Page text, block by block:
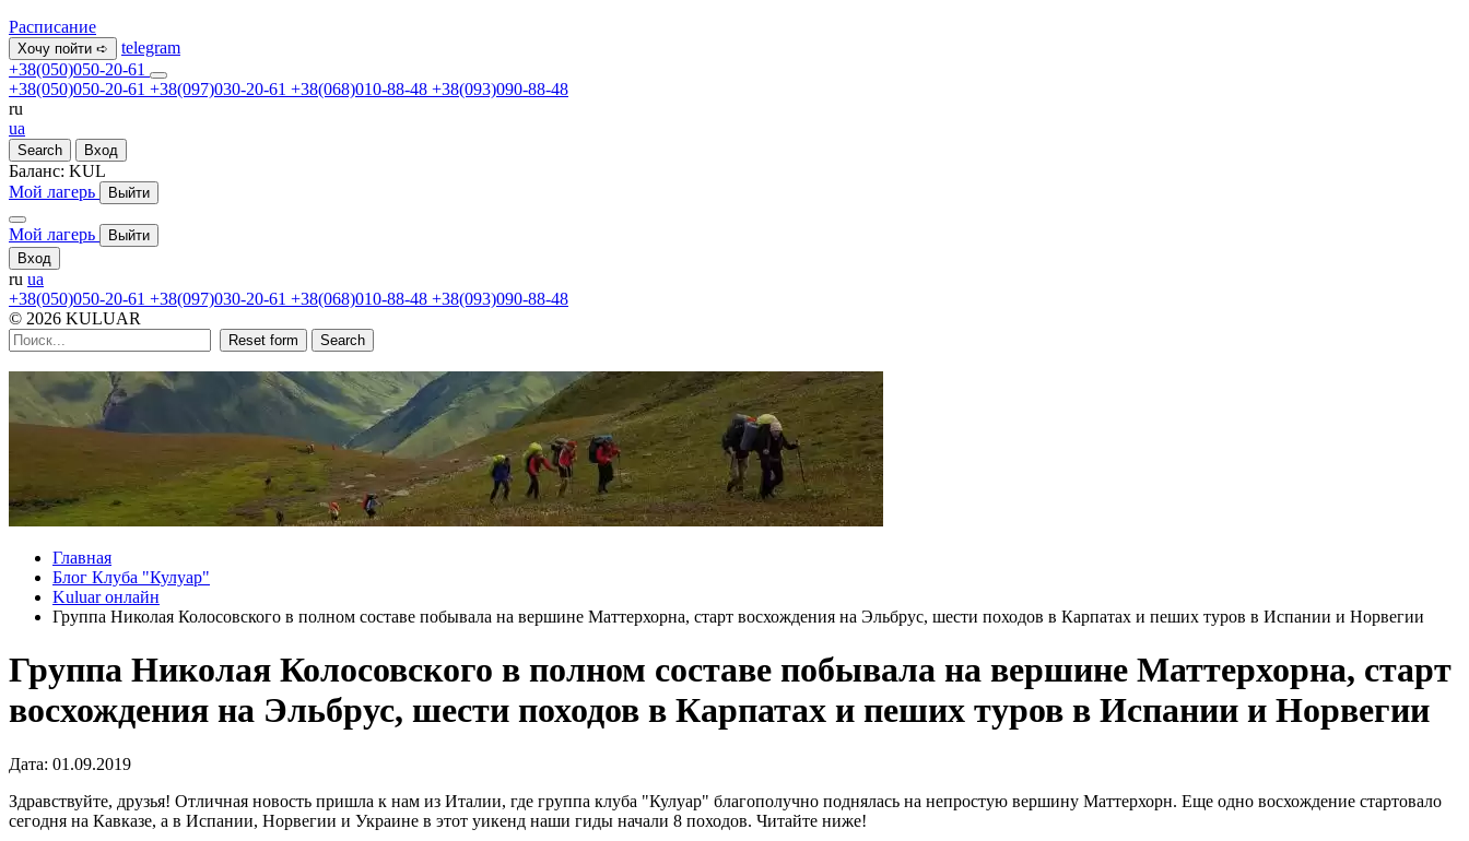
Расписание
Хочу пойти ➪
telegram
+38(050)050-20-61
+38(050)050-20-61 +38(097)030-20-61 +38(068)010-88-48 +38(093)090-88-48
ru
ua
Search Вход
Баланс: KUL
Мой лагерь
Выйти
Мой лагерь
Выйти
Вход
ru ua
+38(050)050-20-61 +38(097)030-20-61 +38(068)010-88-48 +38(093)090-88-48
© 2026 KULUAR
Reset form Search
Главная
Блог Клуба "Кулуар"
Kuluar онлайн
Группа Николая Колосовского в полном составе побывала на вершине Маттерхорна, старт восхождения на Эльбрус, шести походов в Карпатах и пеших туров в Испании и Норвегии
Группа Николая Колосовского в полном составе побывала на вершине Маттерхорна, старт
восхождения на Эльбрус, шести походов в Карпатах и пеших туров в Испании и Норвегии
Дата: 01.09.2019
Здравствуйте, друзья! Отличная новость пришла к нам из Италии, где группа клуба "Кулуар" благополучно поднялась на непростую вершину Маттерхорн. Еще одно восхождение стартовало
сегодня на Кавказе, а в Испании, Норвегии и Украине в этот уикенд наши гиды начали 8 походов. Читайте ниже!